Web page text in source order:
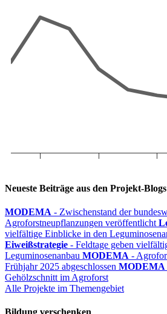
Neueste Beiträge aus den Projekt-Blogs
MODEMA - Zwischenstand der
Agroforstneupflanzungen veröffentlicht
vielfältige Einblicke in den
Eiweißstrategie - Feldtage geben
Leguminosenanbau MODEMA -
Frühjahr 2025 abgeschlossen MODEMA
Gehölzschnitt im Agroforst
Alle Projekte im Themengebiet